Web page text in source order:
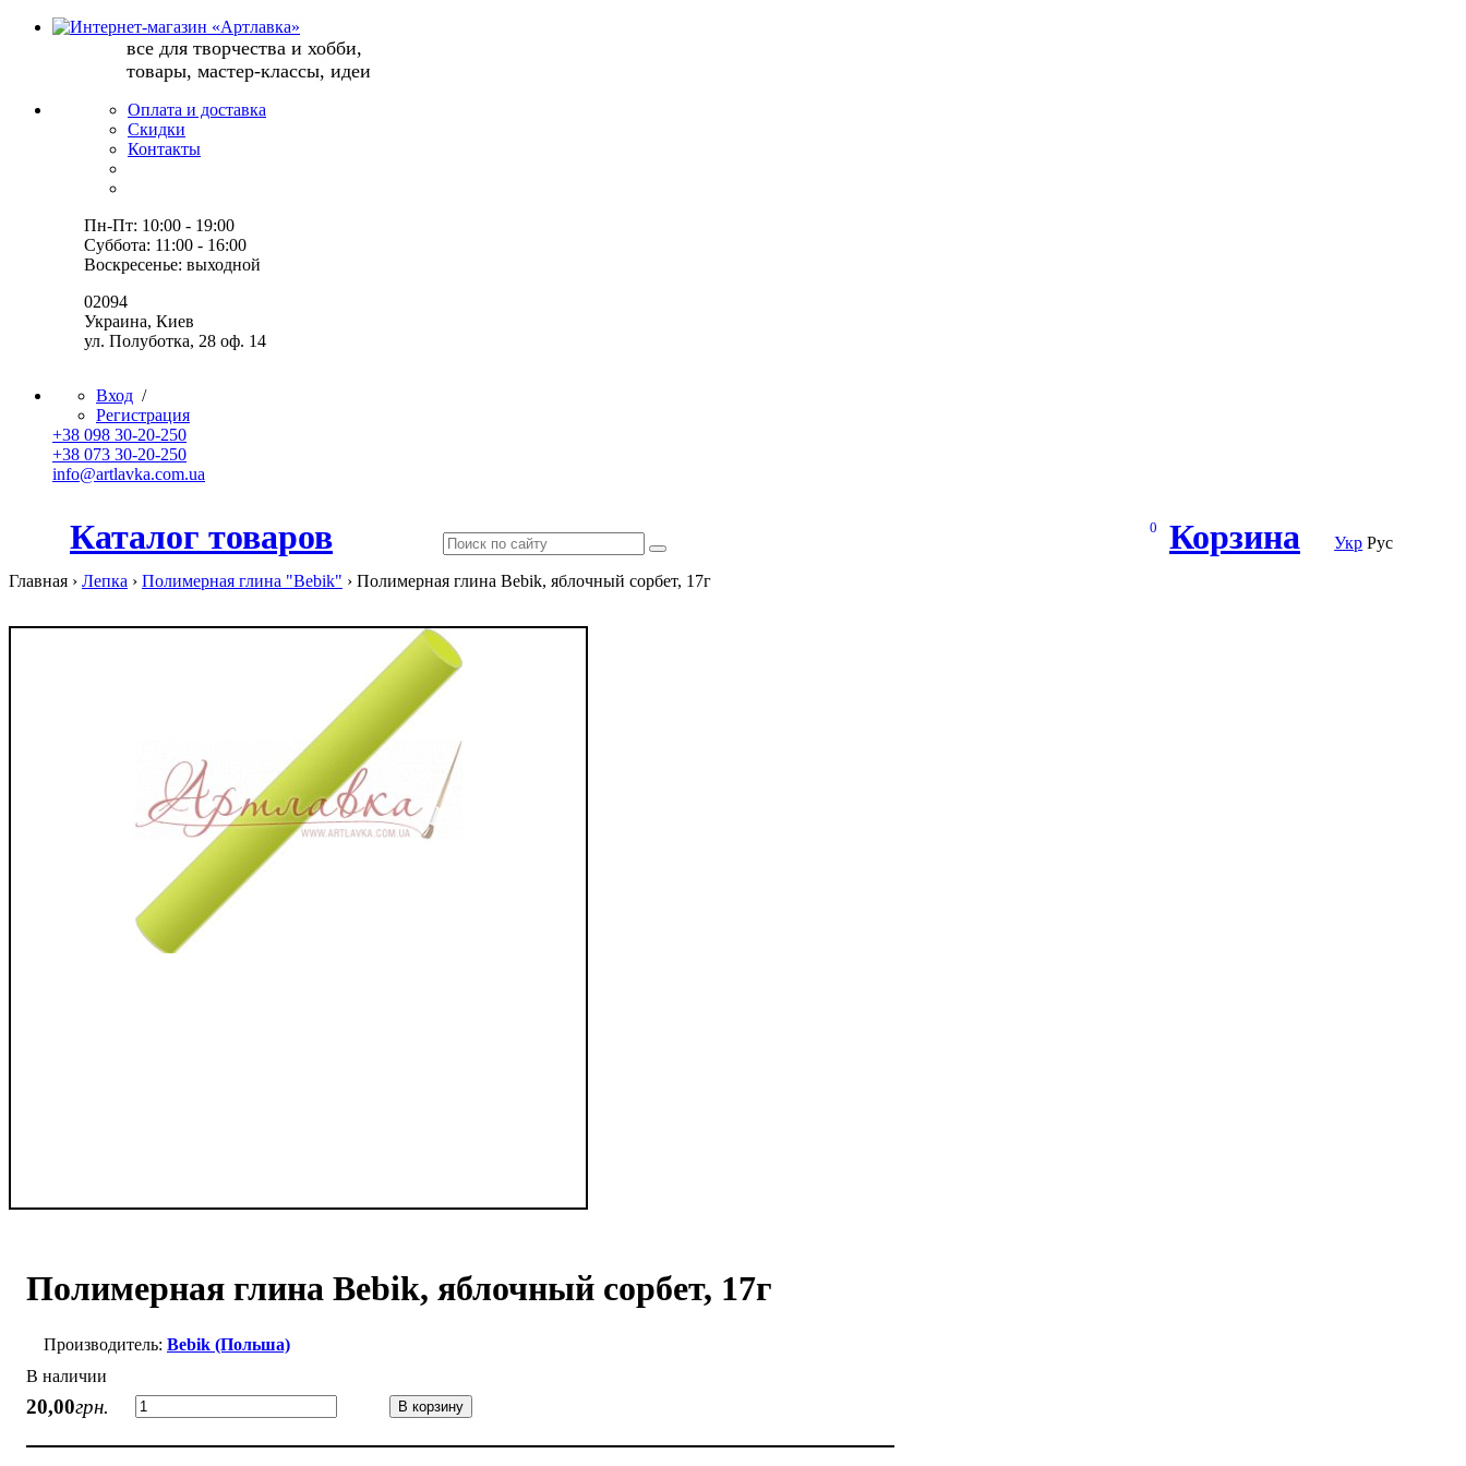
все для творчества и хобби,
товары, мастер-классы, идеи
Оплата и доставка
Скидки
Контакты
Пн-Пт: 10:00 - 19:00
Суббота: 11:00 - 16:00
Воскресенье: выходной
02094
Украина, Киев
ул. Полуботка, 28 оф. 14
Вход /
Регистрация
+38 098 30-20-250
+38 073 30-20-250
info@artlavka.com.ua
Каталог товаров Корзина
0
Укр Рус
Главная › Лепка › Полимерная глина "Bebik" › Полимерная глина Bebik, яблочный сорбет, 17г
Полимерная глина Bebik, яблочный сорбет, 17г
Bebik (Польша)
В наличии
20,00грн. В корзину